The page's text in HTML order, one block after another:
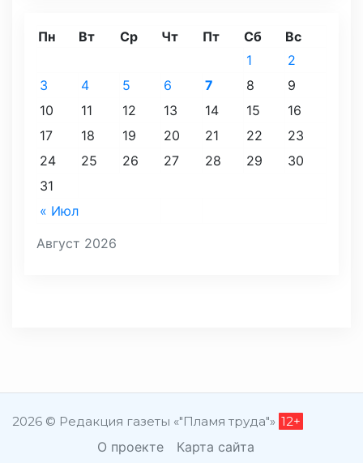
Август 2026
Пн Вт Ср Чт Пт Сб Вс
« Июл
1
2
3
4 5 6 7 8
9
10
11 12 13 14 15
16
17
18 19 20 21 22
23
24
25 26 27 28 29
30
31
2026 © Редакция газеты «"Пламя труда"» 12+
О проекте Карта сайта